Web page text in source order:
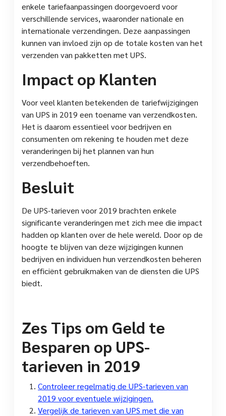
enkele tariefaanpassingen doorgevoerd voor
verschillende services, waaronder nationale en
internationale verzendingen. Deze aanpassingen
kunnen van invloed zijn op de totale kosten van het
verzenden van pakketten met UPS.
Impact op Klanten
Voor veel klanten betekenden de tariefwijzigingen
van UPS in 2019 een toename van verzendkosten.
Het is daarom essentieel voor bedrijven en
consumenten om rekening te houden met deze
veranderingen bij het plannen van hun
verzendbehoeften.
Besluit
De UPS-tarieven voor 2019 brachten enkele
significante veranderingen met zich mee die impact
hadden op klanten over de hele wereld. Door op de
hoogte te blijven van deze wijzigingen kunnen
bedrijven en individuen hun verzendkosten beheren
en efficiënt gebruikmaken van de diensten die UPS
biedt.
Zes Tips om Geld te
Besparen op UPS-
tarieven in 2019
Controleer regelmatig de UPS-tarieven van
2019 voor eventuele wijzigingen.
Vergelijk de tarieven van UPS met die van